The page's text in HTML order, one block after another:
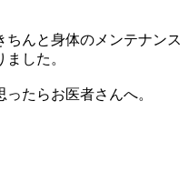
んと身体のメンテナンス
した。
たらお医者さんへ。